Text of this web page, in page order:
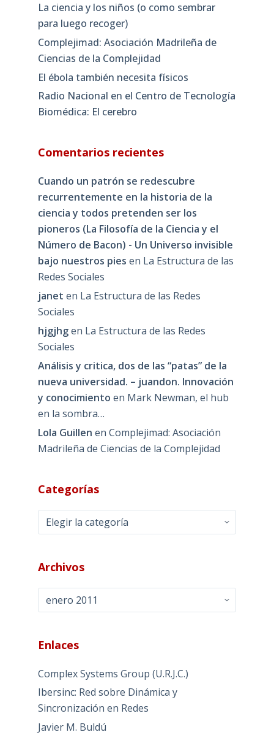
La ciencia y los niños (o como sembrar
para luego recoger)
Complejimad: Asociación Madrileña de
Ciencias de la Complejidad
El ébola también necesita físicos
Radio Nacional en el Centro de Tecnología
Biomédica: El cerebro
Comentarios recientes
Cuando un patrón se redescubre
recurrentemente en la historia de la
ciencia y todos pretenden ser los
pioneros (La Filosofía de la Ciencia y el
Número de Bacon) - Un Universo invisible
bajo nuestros pies en La Estructura de las
Redes Sociales
janet en La Estructura de las Redes
Sociales
hjgjhgen La Estructura de las Redes
Sociales
Análisis y critica, dos de las “patas” de la
nueva universidad. – juandon. Innovación
y conocimiento en Mark Newman, el hub
en la sombra…
Lola Guillen en Complejimad: Asociación
Madrileña de Ciencias de la Complejidad
Categorías
Categorías
Archivos
Enlaces
Complex Systems Group (U.R.J.C.)
Ibersinc: Red sobre Dinámica y
Sincronización en Redes
Javier M. Buldú